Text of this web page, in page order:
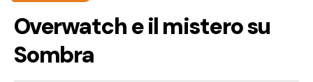
Overwatch e il mistero su
Sombra